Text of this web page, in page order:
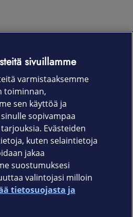
kehitys
lisää eri palveluistamme. Jätä
yhteinen palaveri tai puhelu:
YHTEYTTÄ
sivuillamme
varmistaaksemme
toiminnan,
sen käyttöä ja
sopivampaa
Evästeiden
kuten selaintietoja
jakaa
suostumuksesi
valintojasi milloin
tietosuojasta ja